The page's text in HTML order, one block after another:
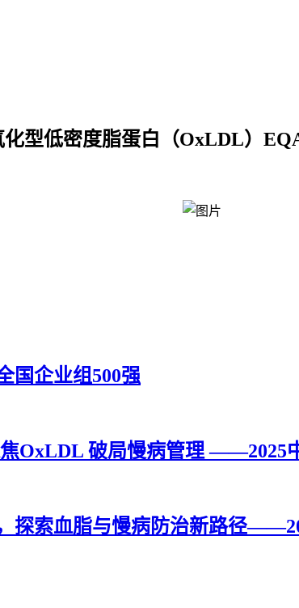
化型低密度脂蛋白（OxLDL）
国企业组500强
焦OxLDL 破局慢病管理 ——2025
探索血脂与慢病防治新路径